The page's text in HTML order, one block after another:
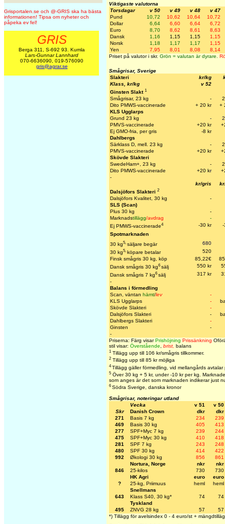
Grisportalen.se och @-GRIS ska ha bästa
informationen! Tipsa om nyheter och
påpeka ev fel!
GRIS
Berga 311, S-692 93. Kumla
Lars-Gunnar Lannhard
070-6636090, 019-576090
gris@agrar.se
Viktigaste valutorna
Torsdagar
v 50 v 49 v 48
v 47
Pund
10,72 10,62 10,64
10,72
Dollar
6,64 6,60 6,64
6,72
Euro
8,70 8,62 8,61
8,63
Dansk
1,16 1,15 1,15
1,15
Norsk
1,18 1,17 1,17
1,15
Yen
7,95 8,01 8,08
8,14
Priset på valutor i skr. Grön = valutan är dyrare.
Smågrisar, Sverige
Slakteri
kr/kg
Klass, kr/kg
v 52
Ginsten Slakt 1
Smågrisar, 23 kg -
Dito PMWS-vaccinerade
+ 20 kr
+
KLS Ugglarps
Grund 23 kg
-
PMVS-vaccinerade
+20 kr
Ej GMO-fria, per gris
-8 kr
Dahlbergs
Särklass D, mell. 23 kg
-
PMVS-vaccinerade
+20 kr
Skövde Slakteri
SwedeHam+, 23 kg
-
Dito PMWS-vaccinerade
+20 kr
-
kr/gris
Dalsjöfors Slakteri 2
Dalsjöfors Kvalitet, 30 kg
-
SLS (Scan)
Plus 30 kg
-
Marknadstillägg/avdrag
-
Ej PMWS-vaccinerade4 -30 kr
-
Spotmarknaden
30 kg5, säljare begär
680
30 kg5, köpare betalar
520
Finsk smågris 30 kg, köp
85,22€
Dansk smågris 30 kg6 sälj 550 kr
Dansk smågris 7 kg6 sälj 317 kr
-
Balans i förmedling
Scan, väntan hämt/lev
-
KLS Ugglarps
-
Skövde Slakteri
-
Dalsjöfors Slakteri
-
Dahlbergs Slakteri
-
Ginsten
-
-
Priserna: Färg visarPrishöjning Prissänkning
stil visar: Överstående brist, balans
1 Tillägg upp till 106 kr/smågris tillkommer.
2 Tillägg upp till 85 kr möjliga
4Tillägg gäller förmedling, vid mellangårds avtalar
5 Över 30 kg + 5 kr, under -10 kr per kg.
som anges är det som marknaden indikerar just
6 Södra Sverige, danska kronor
Smågrisar, noteringar utland
Vecka
v 51
v 50
Skr
Danish Crown dkr
dkr
271
Basis 7 kg 234
239
469
Basis 30 kg 405
413
277
SPF+Myc 7 kg 239
244
475
SPF+Myc 30 kg 410
418
281
SPF 7 kg 243
248
480
SPF 30 kg 414
422
992
Økologi 30 kg 856
861
Nortura, Norge
nkr
nkr
846
25-kilos 730
730
HK Agri
euro
euro
?
25-kg, Priimuus heml
heml
Snellmans
643
Klass S40, 30 kg* 74
74
Tyskland
495
ZNVG 28 kg 57
57
*) Tillägg för avelsindex 0 - 4 euro/st +